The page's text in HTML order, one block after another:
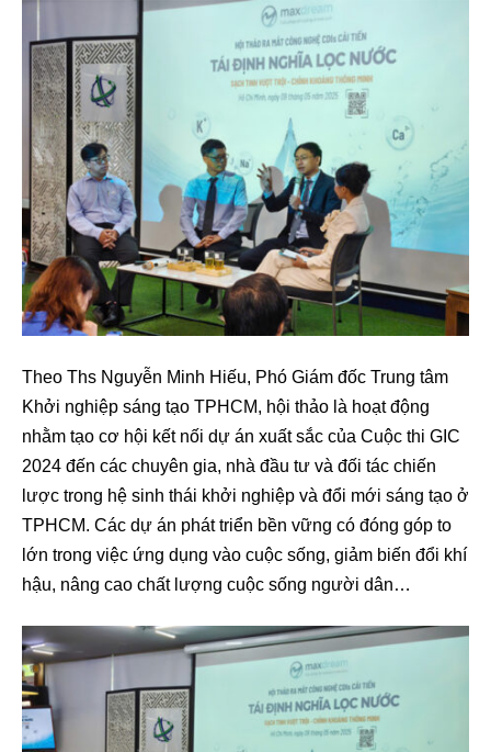
Theo Ths Nguyễn Minh Hiếu, Phó Giám đốc Trung tâm
Khởi nghiệp sáng tạo TPHCM, hội thảo là hoạt động
nhằm tạo cơ hội kết nối dự án xuất sắc của Cuộc thi GIC
2024 đến các chuyên gia, nhà đầu tư và đối tác chiến
lược trong hệ sinh thái khởi nghiệp và đổi mới sáng tạo ở
TPHCM. Các dự án phát triển bền vững có đóng góp to
lớn trong việc ứng dụng vào cuộc sống, giảm biến đổi khí
hậu, nâng cao chất lượng cuộc sống người dân…